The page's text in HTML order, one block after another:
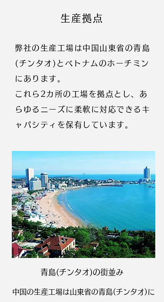
生産拠点
弊社の生産工場は中国山東省の青島
(チンタオ)とベトナムのホーチミン
にあります。
これら2カ所の工場を拠点とし、あ
らゆるニーズに柔軟に対応できるキ
ャパシティを保有しています。
青島(チンタオ)の街並み
中国の生産工場は山東省の青島(チンタオ)に